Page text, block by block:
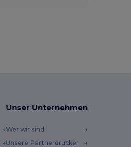
Unser Unternehmen
Wer wir sind
Unsere Partnerdrucker